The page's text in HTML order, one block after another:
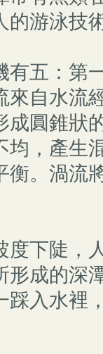
的游泳技
有五：第
來自水流
成圓錐狀
均，產生
衡。渦流
度下陡，
形成的深
踩入水裡